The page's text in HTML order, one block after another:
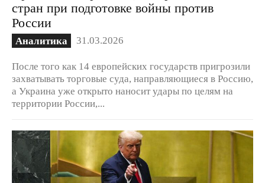
стран при подготовке войны против
России
Аналитика 31.03.2026
После того как 14 европейских государств пригрозили
захватывать торговые суда, направляющиеся в Россию,
а Украина уже открыто наносит удары по целям на
территории России,...